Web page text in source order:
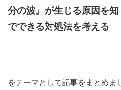
分の波』が生じる原因を
でできる対処法を考える
をテーマとして記事をまとめま